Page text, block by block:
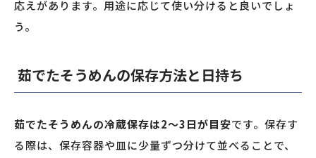
応えがあります。用途に応じて使い分けると良いでしょ
う。
茹でたそうめんの保存方法と日持ち
茹でたそうめんの冷蔵保存は2〜3日が目安です。保存す
る際は、保存容器や皿に少量ずつ分けて並べることで、